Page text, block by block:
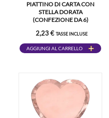
PIATTINO DI CARTA CON
STELLA DORATA
(CONFEZIONE DA 6)
2,23 € TASSE INCLUSE
AGGIUNGI AL CARRELLO